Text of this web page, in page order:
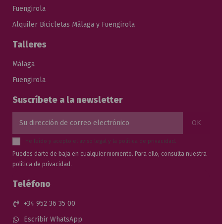
Fuengirola
Alquiler Bicicletas Málaga y Fuengirola
Talleres
Málaga
Fuengirola
Suscríbete a la newsletter
He leído y acepto el aviso legal y la política de privacidad.
Puedes darte de baja en cualquier momento. Para ello, consulta nuestra
política de privacidad.
Teléfono
+34 952 36 35 00
Escribir WhatsApp